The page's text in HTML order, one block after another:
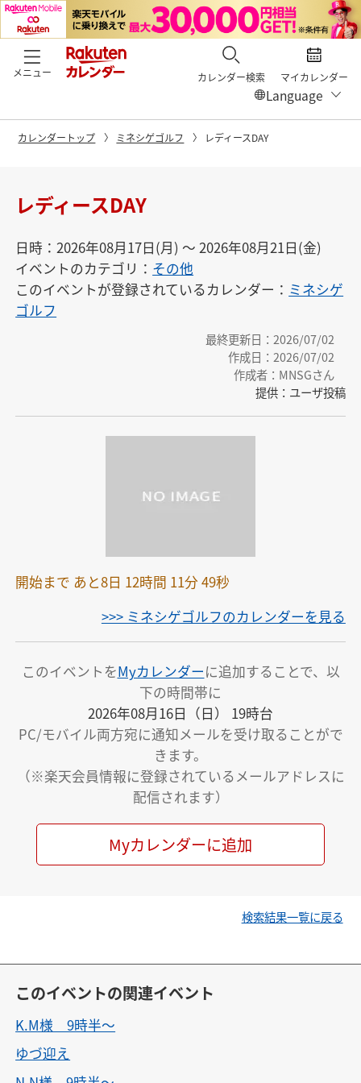
メニュー カレンダー検索 マイカレンダー
カレンダートップ ミネシゲゴルフ レディースDAY
レディースDAY
日時：2026年08月17日(月) 〜 2026年08月21日(金)
イベントのカテゴリ： その他
このイベントが登録されているカレンダー： ミネシゲ
ゴルフ
最終更新日：2026/07/02
作成日：2026/07/02
作成者：MNSGさん
提供：ユーザ投稿
開始まで あと8日 12時間 11分 49秒
>>> ミネシゲゴルフのカレンダーを見る
このイベントをMyカレンダーに追加することで、以
下の時間帯に
2026年08月16日（日） 19時台
PC/モバイル両方宛に通知メールを受け取ることがで
きます。
（※楽天会員情報に登録されているメールアドレスに
配信されます）
Myカレンダーに追加
検索結果一覧に戻る
このイベントの関連イベント
K.M様 9時半〜
ゆづ迎え